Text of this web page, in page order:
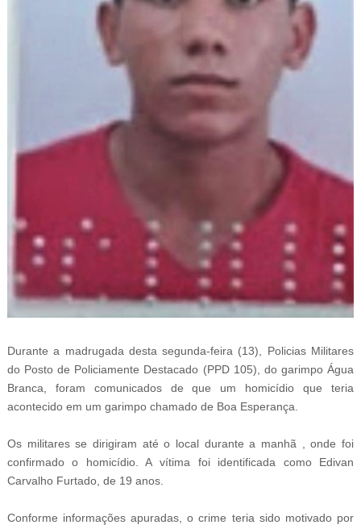
Durante a madrugada desta segunda-feira (13), Policias Militares
do Posto de Policiamente Destacado (PPD 105), do garimpo Água
Branca, foram comunicados de que um homicídio que teria
acontecido em um garimpo chamado de Boa Esperança.
Os militares se dirigiram até o local durante a manhã , onde foi
confirmado o homicídio. A vítima foi identificada como Edivan
Carvalho Furtado, de 19 anos.
Conforme informações apuradas, o crime teria sido motivado por